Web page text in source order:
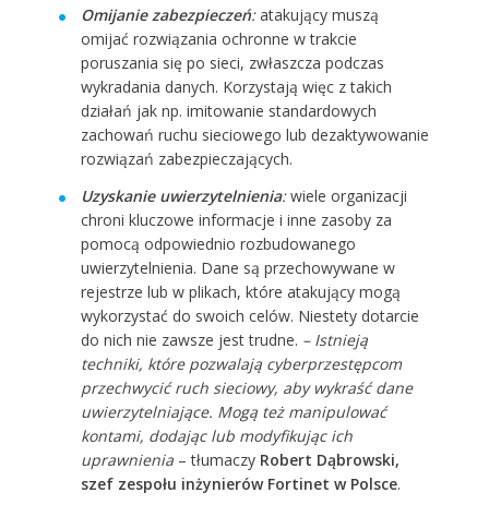
Omijanie zabezpieczeń:atakujący muszą
omijać rozwiązania ochronne w trakcie
poruszania się po sieci, zwłaszcza podczas
wykradania danych. Korzystają więc z takich
działań jak np. imitowanie standardowych
zachowań ruchu sieciowego lub dezaktywowanie
rozwiązań zabezpieczających.
Uzyskanie uwierzytelnienia:wiele organizacji
chroni kluczowe informacje i inne zasoby za
pomocą odpowiednio rozbudowanego
uwierzytelnienia. Dane są przechowywane w
rejestrze lub w plikach, które atakujący mogą
wykorzystać do swoich celów. Niestety dotarcie
do nich nie zawsze jest trudne. – Istnieją
techniki, które pozwalają cyberprzestępcom
przechwycić ruch sieciowy, aby wykraść dane
uwierzytelniające. Mogą też manipulować
kontami, dodając lub modyfikując ich
uprawnienia– tłumaczy Robert Dąbrowski,
szef zespołu inżynierów Fortinet w Polsce.